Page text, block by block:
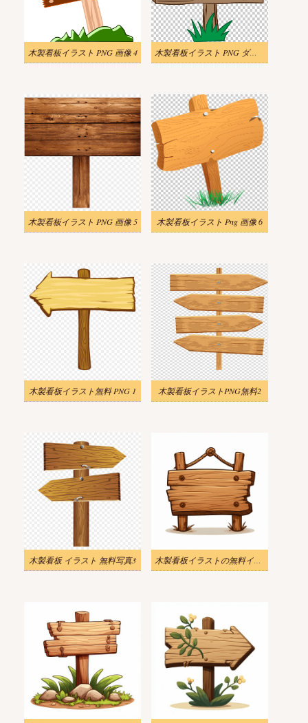
木製看板イラスト PNG 画像 4 木製看板イラスト PNG ダウンロード 1
木製看板イラスト PNG 画像 5 木製看板イラスト Png 画像 6
木製看板イラスト無料 PNG 1 木製看板イラストPNG無料2
木製看板 イラスト 無料写真3 木製看板イラストの無料イラスト素材 4